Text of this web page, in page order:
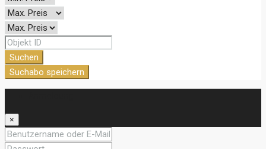
Suchen
Suchabo speichern
×